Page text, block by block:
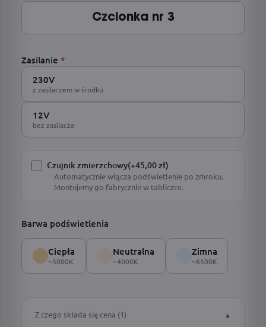
Czcionka nr 3
Zasilanie *
230V
z zasilaczem w środku
12V
bez zasilacza
Czujnik zmierzchowy(+45,00 zł)
Automatycznie włącza podświetlenie po zmroku.
Montujemy go fabrycznie w tabliczce.
Barwa podświetlenia
Ciepła
~3000K
Neutralna
~4000K
Zimna
~6500K
Z czego składa się cena (1) ▲